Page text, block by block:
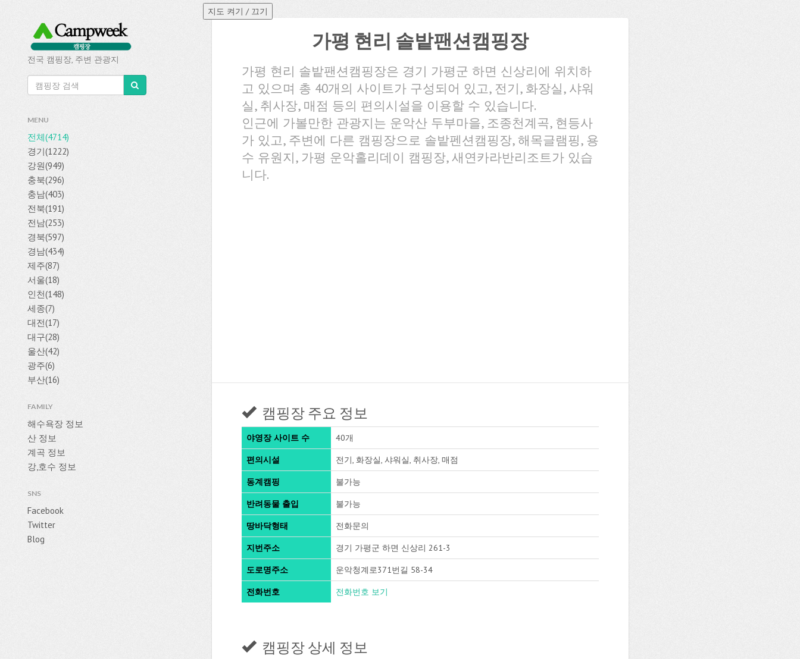
전국 캠핑장, 주변 관광지
MENU
전체(4714)
경기(1222)
강원(949)
충북(296)
충남(403)
전북(191)
전남(253)
경북(597)
경남(434)
제주(87)
서울(18)
인천(148)
세종(7)
대전(17)
대구(28)
울산(42)
광주(6)
부산(16)
FAMILY
해수욕장 정보
산 정보
계곡 정보
강,호수 정보
SNS
Facebook
Twitter
Blog
가평 현리 솔밭팬션캠핑장
가평 현리 솔밭팬션캠핑장은 경기 가평군 하면 신상리에 위치하
고 있으며 총 40개의 사이트가 구성되어 있고, 전기, 화장실, 샤워
실, 취사장, 매점 등의 편의시설을 이용할 수 있습니다.
인근에 가볼만한 관광지는 운악산 두부마을, 조종천계곡, 현등사
가 있고, 주변에 다른 캠핑장으로 솔밭펜션캠핑장, 해목글램핑, 용
수 유원지, 가평 운악홀리데이 캠핑장, 새연카라반리조트가 있습
니다.
캠핑장 주요 정보
야영장 사이트 수 40개
편의시설 전기, 화장실, 샤워실, 취사장, 매점
동계캠핑 불가능
반려동물 출입 불가능
땅바닥형태 전화문의
지번주소 경기 가평군 하면 신상리 261-3
도로명주소 운악청계로371번길 58-34
전화번호 전화번호 보기
캠핑장 상세 정보